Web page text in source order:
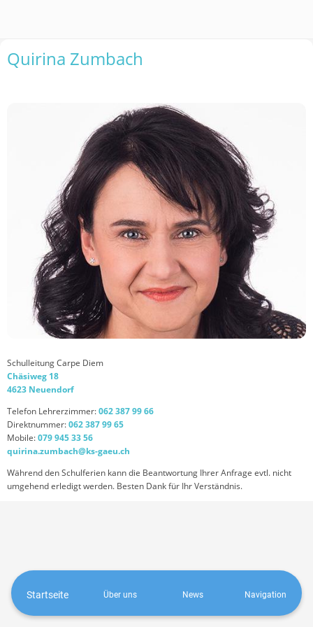
Quirina Zumbach
Schulleitung Carpe Diem
Chäsiweg 18
4623 Neuendorf
Telefon Lehrerzimmer:062 387 99 66
Direktnummer:062 387 99 65
Mobile:079 945 33 56
quirina.zumbach@ks-gaeu.ch
Während den Schulferien kann die Beantwortung Ihrer Anfrage evtl. nicht
umgehend erledigt werden. Besten Dank für Ihr Verständnis.
Startseite Über uns News Navigation